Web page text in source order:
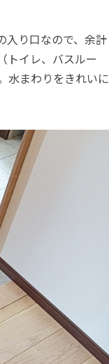
入り口なので、余計
トイレ、バスルー
水まわりをきれいに